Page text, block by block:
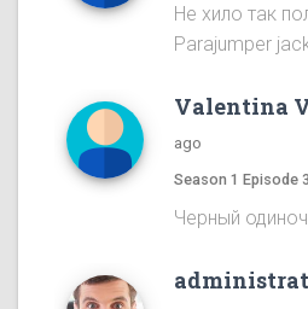
Не хило так
Parajumper
Valentina
ago
Season 1 Episode
Черный